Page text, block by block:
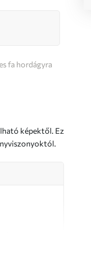
fa hordágyra
képektől. Ez